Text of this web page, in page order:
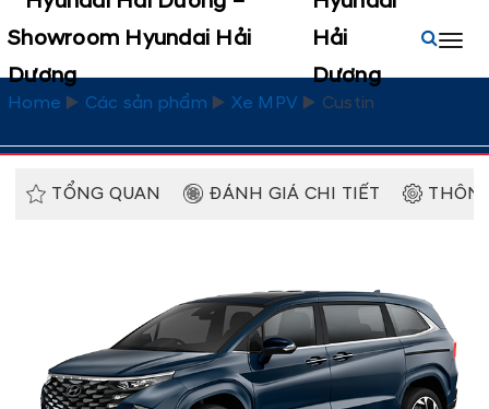
Hải
Dương
Home ▶️ Các sản phẩm ▶️ Xe MPV ▶️ Custin
TỔNG QUAN ĐÁNH GIÁ CHI TIẾT